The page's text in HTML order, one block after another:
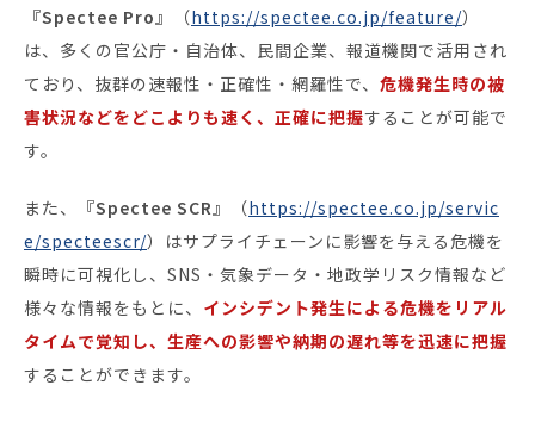
『Spectee Pro』
（https://spectee.co.jp/feature/）
は、多くの官公庁・自治体、民間企業、報道機関で活用され
ており、抜群の速報性・正確性・網羅性で、 危機発生時の被
害状況などをどこよりも速く、正確に把握することが可能で
す。
また、 『Spectee SCR』 （https://spectee.co.jp/servic
e/specteescr/）はサプライチェーンに影響を与える危機を
瞬時に可視化し、SNS・気象データ・地政学リスク情報など
様々な情報をもとに、 インシデント発生による危機をリアル
タイムで覚知し、生産への影響や納期の遅れ等を迅速に把握
することができます。